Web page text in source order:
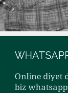
Online diyet
biz